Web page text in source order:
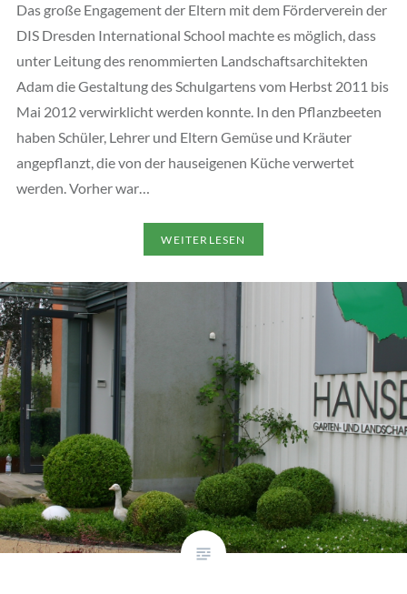
Das große Engagement der Eltern mit dem Förderverein der
DIS Dresden International School machte es möglich, dass
unter Leitung des renommierten Landschaftsarchitekten
Adam die Gestaltung des Schulgartens vom Herbst 2011 bis
Mai 2012 verwirklicht werden konnte. In den Pflanzbeeten
haben Schüler, Lehrer und Eltern Gemüse und Kräuter
angepflanzt, die von der hauseigenen Küche verwertet
werden. Vorher war…
WEITERLESEN